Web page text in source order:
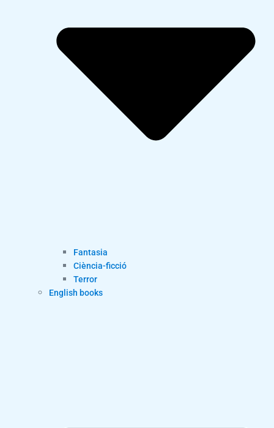
Fantasia
Ciència-ficció
Terror
English books